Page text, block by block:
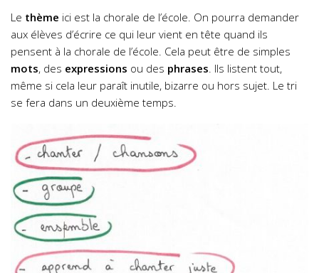
Le thème ici est la chorale de l’école. On pourra demander
aux élèves d’écrire ce qui leur vient en tête quand ils
pensent à la chorale de l’école. Cela peut être de simples
mots, des expressions ou des phrases. Ils listent tout,
même si cela leur paraît inutile, bizarre ou hors sujet. Le tri
se fera dans un deuxième temps.